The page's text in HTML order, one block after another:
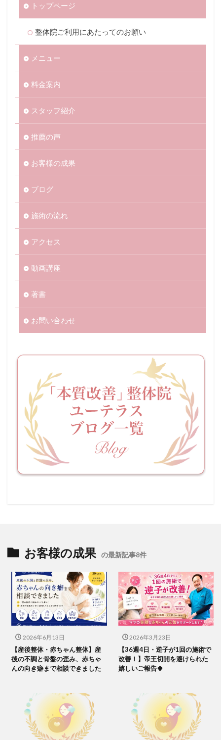
トップページ
整体院ご利用にあたってのお願い
メニュー
料金案内
スタッフ紹介
推薦の声
お客様の成果
ブログ
施術の流れ
アクセス
動画講座
著書
お問い合わせ
お客様の成果 の最新記事8件
2026年6月13日
【産後整体・赤ちゃん整体】産
後の不調と骨盤の歪み、赤ちゃ
んの向き癖まで相談できました
2026年3月23日
【36週4日・逆子が1回の施術で
改善！】帝王切開を避けられた
嬉しいご報告🍀